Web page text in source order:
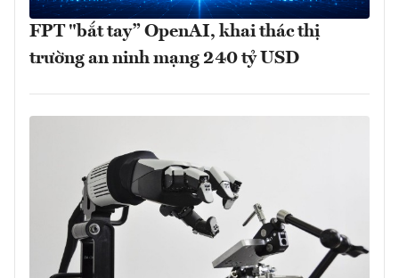
FPT "bắt tay” OpenAI, khai thác thị
trường an ninh mạng 240 tỷ USD